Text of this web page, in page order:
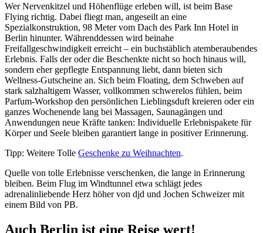
Wer Nervenkitzel und Höhenflüge erleben will, ist beim Base
Flying richtig. Dabei fliegt man, angeseilt an eine
Spezialkonstruktion, 98 Meter vom Dach des Park Inn Hotel in
Berlin hinunter. Währenddessen wird beinahe
Freifallgeschwindigkeit erreicht – ein buchstäblich atemberaubendes
Erlebnis. Falls der oder die Beschenkte nicht so hoch hinaus will,
sondern eher gepflegte Entspannung liebt, dann bieten sich
Wellness-Gutscheine an. Sich beim Floating, dem Schweben auf
stark salzhaltigem Wasser, vollkommen schwerelos fühlen, beim
Parfum-Workshop den persönlichen Lieblingsduft kreieren oder ein
ganzes Wochenende lang bei Massagen, Saunagängen und
Anwendungen neue Kräfte tanken: Individuelle Erlebnispakete für
Körper und Seele bleiben garantiert lange in positiver Erinnerung.
Tipp: Weitere Tolle Geschenke zu Weihnachten.
Quelle von tolle Erlebnisse verschenken, die lange in Erinnerung
bleiben. Beim Flug im Windtunnel etwa schlägt jedes
adrenalinliebende Herz höher von djd und Jochen Schweizer mit
einem Bild von PB.
Auch Berlin ist eine Reise wert!